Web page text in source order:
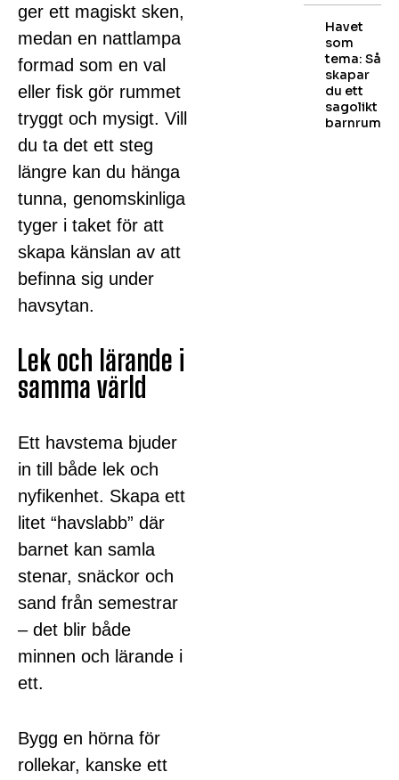
ger ett magiskt sken,
medan en nattlampa
formad som en val
eller fisk gör rummet
tryggt och mysigt. Vill
du ta det ett steg
längre kan du hänga
tunna, genomskinliga
tyger i taket för att
skapa känslan av att
befinna sig under
havsytan.
Lek och lärande i
samma värld
Ett havstema bjuder
in till både lek och
nyfikenhet. Skapa ett
litet “havslabb” där
barnet kan samla
stenar, snäckor och
sand från semestrar
– det blir både
minnen och lärande i
ett.
Bygg en hörna för
rollekar, kanske ett
Havet
som
tema: Så
skapar
du ett
sagolikt
barnrum